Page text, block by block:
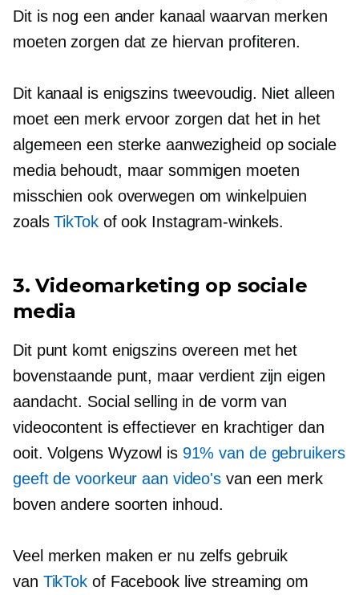
Dit is nog een ander kanaal waarvan merken
moeten zorgen dat ze hiervan profiteren.
Dit kanaal is enigszins tweevoudig. Niet alleen
moet een merk ervoor zorgen dat het in het
algemeen een sterke aanwezigheid op sociale
media behoudt, maar sommigen moeten
misschien ook overwegen om winkelpuien
zoalsTikTokof ook Instagram-winkels.
3. Videomarketing op sociale
media
Dit punt komt enigszins overeen met het
bovenstaande punt, maar verdient zijn eigen
aandacht. Social selling in de vorm van
videocontent is effectiever en krachtiger dan
ooit. Volgens Wyzowl is 91% van de gebruikers
geeft de voorkeur aan video's van een merk
boven andere soorten inhoud.
Veel merken maken er nu zelfs gebruik
van TikTok of Facebook live streaming om